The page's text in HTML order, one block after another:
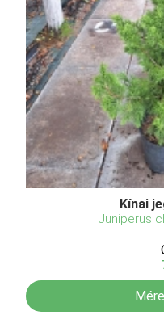
Kínai
Juniperus